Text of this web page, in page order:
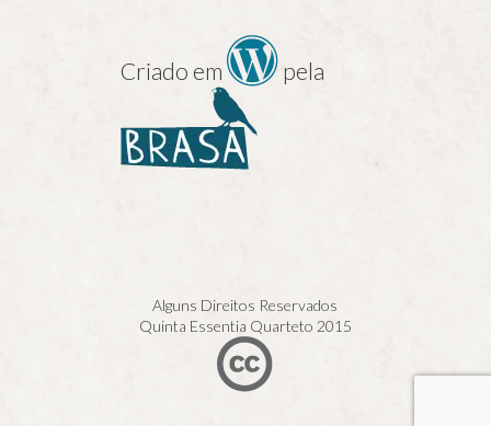
Criado em pela
Alguns Direitos Reservados
Quinta Essentia Quarteto 2015